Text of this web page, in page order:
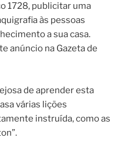
1728, publicitar uma
às pessoas
a sua casa.
anúncio na Gazeta de
de aprender esta
várias lições
instruída, como as